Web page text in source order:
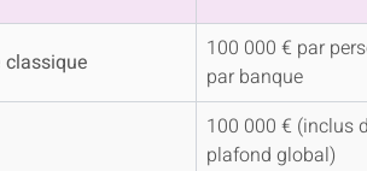
classique
100 000 € par
par banque
100 000 € (inclus
plafond global)